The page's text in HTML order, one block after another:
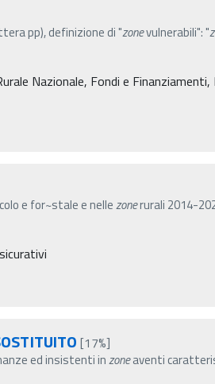
pp), definizione di "zonevulnerabili": "
Nazionale, Fondi e
e for~stale e nellezonerurali 2014-
[17%]
ed insistenti inzoneaventi